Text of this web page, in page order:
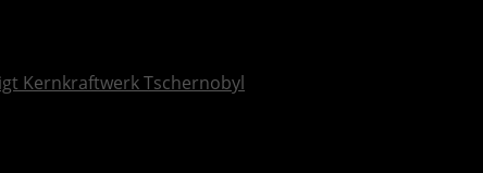
Kernkraftwerk Tschernobyl